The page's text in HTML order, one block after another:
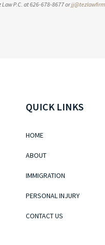
P.C. at 626-678-8677 or
QUICK LINKS
HOME
ABOUT
IMMIGRATION
PERSONAL INJURY
CONTACT US